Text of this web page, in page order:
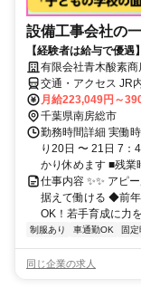
設備工事会社の
【経験者は給与で優
有限会社青木酸素商
交通・アクセス JR
駐車場あり）
月給223,049円～
千葉県南房総市
勤務時間詳細 実働
り20日 〜 21日 7：
かり休めます ■残業
仕事内容 ✨✨ アピ
据えて働ける ◆前
OK！若手育成に力
制服あり 車通勤OK 固定
同じ企業の求人